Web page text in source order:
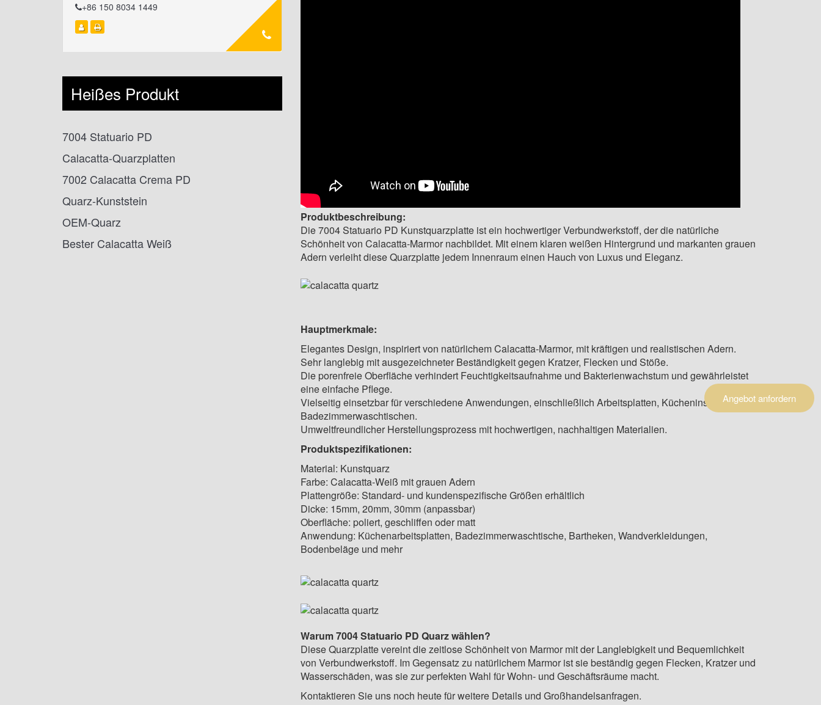
+86 150 8034 1449
Heißes Produkt
7004 Statuario PD
Calacatta-Quarzplatten
7002 Calacatta Crema PD
Quarz-Kunststein
OEM-Quarz
Bester Calacatta Weiß
Produktbeschreibung:
Die 7004 Statuario PD Kunstquarzplatte ist ein hochwertiger Verbundwerkstoff, der die natürliche
Schönheit von Calacatta-Marmor nachbildet. Mit einem klaren weißen Hintergrund und markanten grauen
Adern verleiht diese Quarzplatte jedem Innenraum einen Hauch von Luxus und Eleganz.
Hauptmerkmale:
Elegantes Design, inspiriert von natürlichem Calacatta-Marmor, mit kräftigen und realistischen Adern.
Sehr langlebig mit ausgezeichneter Beständigkeit gegen Kratzer, Flecken und Stöße.
Die porenfreie Oberfläche verhindert Feuchtigkeitsaufnahme und Bakterienwachstum und gewährleistet
eine einfache Pflege.
Vielseitig einsetzbar für verschiedene Anwendungen, einschließlich Arbeitsplatten, Kücheninseln und
Badezimmerwaschtischen.
Umweltfreundlicher Herstellungsprozess mit hochwertigen, nachhaltigen Materialien.
Produktspezifikationen:
Material: Kunstquarz
Farbe: Calacatta-Weiß mit grauen Adern
Plattengröße: Standard- und kundenspezifische Größen erhältlich
Dicke: 15mm, 20mm, 30mm (anpassbar)
Oberfläche: poliert, geschliffen oder matt
Anwendung: Küchenarbeitsplatten, Badezimmerwaschtische, Bartheken, Wandverkleidungen,
Bodenbeläge und mehr
Warum 7004 Statuario PD Quarz wählen?
Diese Quarzplatte vereint die zeitlose Schönheit von Marmor mit der Langlebigkeit und Bequemlichkeit
von Verbundwerkstoff. Im Gegensatz zu natürlichem Marmor ist sie beständig gegen Flecken, Kratzer und
Wasserschäden, was sie zur perfekten Wahl für Wohn- und Geschäftsräume macht.
Kontaktieren Sie uns noch heute für weitere Details und Großhandelsanfragen.
Angebot anfordern